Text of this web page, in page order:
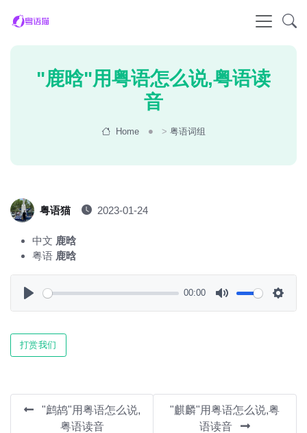
"鹿晗"用粤语怎么说,粤语读
音
Home >粤语词组
粤语猫 2023-01-24
中文 鹿晗
粤语 鹿晗
00:00
打赏我们
"鹧鸪"用粤语怎么说,
粤语读音
"麒麟"用粤语怎么说,粤
语读音